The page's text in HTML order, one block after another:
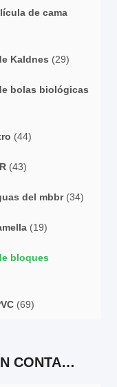
de cama
Kaldnes (29)
bolas biológicas
(44)
(43)
del mbbr(34)
(19)
bloques
(69)
PÓNGASE EN CONTACTO